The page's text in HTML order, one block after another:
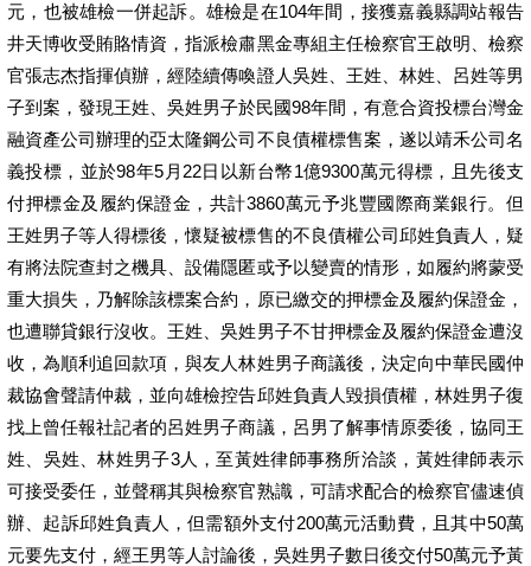
元，也被雄檢一併起訴。雄檢是在104年間，接獲嘉義縣調站報告
井天博收受賄賂情資，指派檢肅黑金專組主任檢察官王啟明、檢察
官張志杰指揮偵辦，經陸續傳喚證人吳姓、王姓、林姓、呂姓等男
子到案，發現王姓、吳姓男子於民國98年間，有意合資投標台灣金
融資產公司辦理的亞太隆鋼公司不良債權標售案，遂以靖禾公司名
義投標，並於98年5月22日以新台幣1億9300萬元得標，且先後支
付押標金及履約保證金，共計3860萬元予兆豐國際商業銀行。但
王姓男子等人得標後，懷疑被標售的不良債權公司邱姓負責人，疑
有將法院查封之機具、設備隱匿或予以變賣的情形，如履約將蒙受
重大損失，乃解除該標案合約，原已繳交的押標金及履約保證金，
也遭聯貸銀行沒收。王姓、吳姓男子不甘押標金及履約保證金遭沒
收，為順利追回款項，與友人林姓男子商議後，決定向中華民國仲
裁協會聲請仲裁，並向雄檢控告邱姓負責人毀損債權，林姓男子復
找上曾任報社記者的呂姓男子商議，呂男了解事情原委後，協同王
姓、吳姓、林姓男子3人，至黃姓律師事務所洽談，黃姓律師表示
可接受委任，並聲稱其與檢察官熟識，可請求配合的檢察官儘速偵
辦、起訴邱姓負責人，但需額外支付200萬元活動費，且其中50萬
元要先支付，經王男等人討論後，吳姓男子數日後交付50萬元予黃